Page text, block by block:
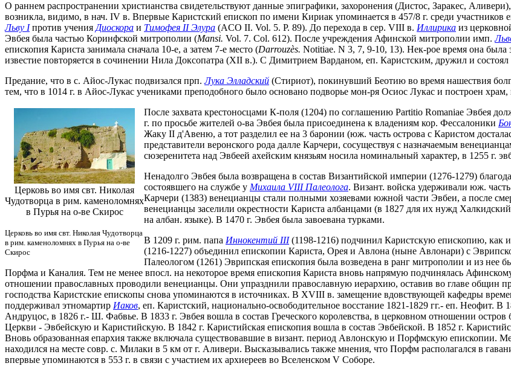
О раннем распространении христианства свидетельствуют данные эпиграфики, захоронения (Дистоc, Заракес,
возникла, видимо, в нач. IV в. Впервые Каристский епископ по имени Кириак упоминается в 457/8 г. среди
Льву Iпротив учения Диоскора и Тимофея II Элура (ACO II. Vol. 5. P. 89). До перехода в сер. VIII в. Иллирика из
Эвбея была частью Коринфской митрополии (Mansi. Vol. 7. Col. 612). После учреждения Афинской митрополии имп.
епископия Кариста занимала сначала 10-е, а затем 7-е место (Darrouzès. Notitiae. N 3, 7, 9-10, 13). Нек-рое время она
известие повторяется в сочинении Нила Доксопатра (XII в.). С Димитрием Варданом, еп. Каристским, дружил и
Предание, что в с. Айос-Лукас подвизался прп.Лука Элладский (Стириот), покинувший Беотию во время нашествия
тем, что в 1014 г. в Айос-Лукас учениками преподобного было основано подворье мон-ря Осиос Лукас и построен
Церковь во имя свт. Николая
Чудотворца в рим. каменоломнях
в Пурья на о-ве Скирос
Церковь во имя свт. Николая Чудотворца
в рим. каменоломнях в Пурья на о-ве
Скирос
После захвата крестоносцами К-поля (1204) по соглашению Partitio Romaniae Эвбея
г. по просьбе жителей о-ва Эвбея была присоединена к владениям кор. Фессалоники
Жаку II д'Авеню, а тот разделил ее на 3 баронии (юж. часть острова с Каристом
представители веронского рода далле Карчери, сосуществуя с назначаемым
сюзеренитета над Эвбеей ахейским князьям носила номинальный характер, в 1255 г.
Ненадолго Эвбея была возвращена в состав Византийской империи (1276-1279)
состоявшего на службе у Михаила VIII Палеолога. Визант. войска удерживали юж.
Карчери (1383) венецианцы стали полными хозяевами южной части Эвбеи, а после
венецианцы заселили окрестности Кариста албанцами (в 1827 для их нужд
на албан. языке). В 1470 г. Эвбея была завоевана турками.
В 1209 г. рим. папа Иннокентий III(1198-1216) подчинил Каристскую епископию, как
(1216-1227) объединил епископии Кариста, Орея и Авлона (ныне Авлонари) с
Палеологом (1261) Эврипская епископия была возведена в ранг митрополии и из
Порфма и Каналия. Тем не менее впосл. на некоторое время епископия Кариста вновь напрямую подчинялась
отношении православных проводили венецианцы. Они упразднили православную иерархию, оставив во главе общин
господства Каристские епископы снова упоминаются в источниках. В XVIII в. замещение вдовствующей кафедры
поддерживал этномартир Иаков, еп. Каристский, национально-освободительное восстание 1821-1829 гг.- еп. Неофит. В
Андруцос, в 1826 г.- Ш. Фабвье. В 1833 г. Эвбея вошла в состав Греческого королевства, в церковном отношении
Церкви - Эвбейскую и Каристийскую. В 1842 г. Каристийская епископия вошла в состав Эвбейской. В 1852 г.
Вновь образованная епархия также включала существовавшие в визант. период Авлонскую и Порфмскую епископии.
находился на месте совр. с. Милаки в 5 км от г. Аливери. Высказывались также мнения, что Порфм располагался в
впервые упоминаются в 553 г. в связи с участием их архиереев во Вселенском V Соборе.